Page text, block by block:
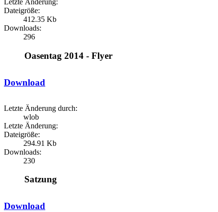
Letzte Änderung:
Dateigröße:
412.35 Kb
Downloads:
296
Oasentag 2014 - Flyer
Download
Letzte Änderung durch:
wlob
Letzte Änderung:
Dateigröße:
294.91 Kb
Downloads:
230
Satzung
Download